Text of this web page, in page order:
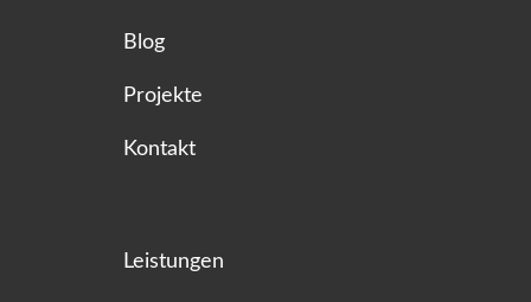
Blog
Projekte
Kontakt
Leistungen